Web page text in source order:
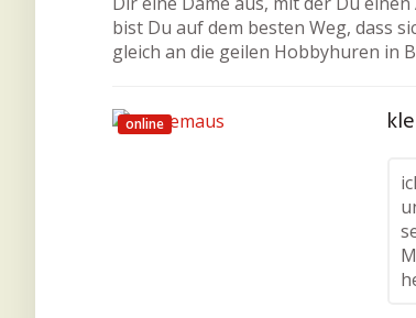
bist Du auf dem besten Weg, dass
gleich an die geilen Hobbyhuren in
online